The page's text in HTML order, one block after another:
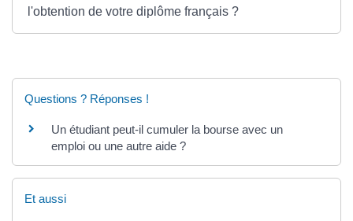
l'obtention de votre diplôme français ?
Questions ? Réponses !
Un étudiant peut-il cumuler la bourse avec un
emploi ou une autre aide ?
Et aussi